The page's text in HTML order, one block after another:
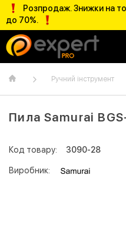
Розпродаж. Знижки на
до 70%.
Ручний інструмент
Пила Samurai
Код товару: 3090-28
Виробник: